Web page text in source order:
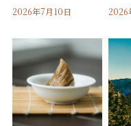
．花開最末
．杏葉詩
．閱讀與
命的啟發
．閱讀與
拄杖在手/
拄杖在手/
寒雪付衣/散文・
薔薇與棘原/現
影之聲/電影內
道在一切/影音
千眼書屋/書籍．作
搜索
2026年7月10日 2026
薔薇與棘原／現代
影之聲／電影內外
感思與洄瀾
行向圓覺／共修